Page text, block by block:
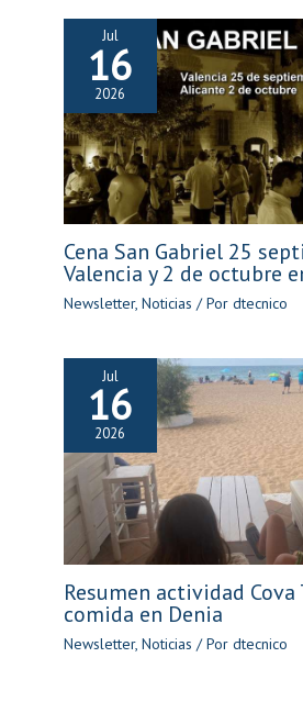
Jul
16
2026
Cena San Gabriel 25
Valencia y 2 de octubre
Newsletter, Noticias / Por dtecnico
Jul
16
2026
Resumen actividad Cova
comida en Denia
Newsletter, Noticias / Por dtecnico